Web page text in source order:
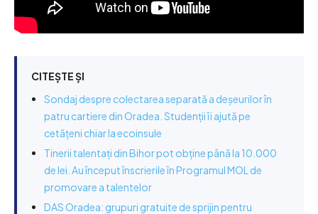
CITEȘTE ȘI
Sondaj despre colectarea separată a deșeurilor în
patru cartiere din Oradea. Studenții îi ajută pe
cetățeni chiar la ecoinsule
Tinerii talentați din Bihor pot obține până la 10.000
de lei. Au început înscrierile în Programul MOL de
promovare a talentelor
DAS Oradea: grupuri gratuite de sprijin pentru